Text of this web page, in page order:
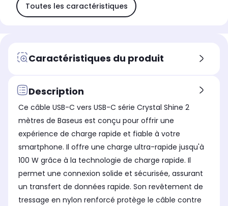
Toutes les caractéristiques
Caractéristiques du produit
Description
Ce câble USB-C vers USB-C série Crystal Shine 2
mètres de Baseus est conçu pour offrir une
expérience de charge rapide et fiable à votre
smartphone. Il offre une charge ultra-rapide jusqu'à
100 W grâce à la technologie de charge rapide. Il
permet une connexion solide et sécurisée, assurant
un transfert de données rapide. Son revêtement de
tressage en nylon renforcé protège le câble contre